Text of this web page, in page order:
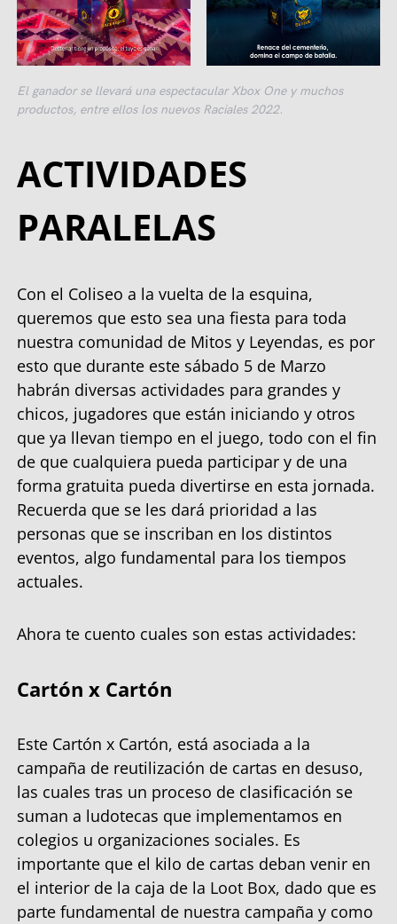
El ganador se llevará una espectacular Xbox One y muchos
productos, entre ellos los nuevos Raciales 2022.
ACTIVIDADES
PARALELAS
Con el Coliseo a la vuelta de la esquina,
queremos que esto sea una fiesta para toda
nuestra comunidad de Mitos y Leyendas, es por
esto que durante este sábado 5 de Marzo
habrán diversas actividades para grandes y
chicos, jugadores que están iniciando y otros
que ya llevan tiempo en el juego, todo con el fin
de que cualquiera pueda participar y de una
forma gratuita pueda divertirse en esta jornada.
Recuerda que se les dará prioridad a las
personas que se inscriban en los distintos
eventos, algo fundamental para los tiempos
actuales.
Ahora te cuento cuales son estas actividades:
Cartón x Cartón
Este Cartón x Cartón, está asociada a la
campaña de reutilización de cartas en desuso,
las cuales tras un proceso de clasificación se
suman a ludotecas que implementamos en
colegios u organizaciones sociales. Es
importante que el kilo de cartas deban venir en
el interior de la caja de la Loot Box, dado que es
parte fundamental de nuestra campaña y como